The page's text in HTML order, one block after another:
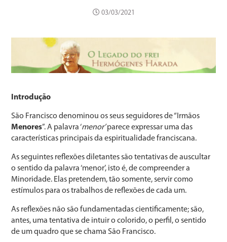
03/03/2021
Introdução
São Francisco denominou os seus seguidores de “Irmãos
Menores”. A palavra ‘menor’parece expressar uma das
características principais da espiritualidade franciscana.
As seguintes reflexões diletantes são tentativas de auscultar
o sentido da palavra ‘menor’, isto é, de compreender a
Minoridade. Elas pretendem, tão somente, servir como
estímulos para os trabalhos de reflexões de cada um.
As reflexões não são fundamentadas cientificamente; são,
antes, uma tentativa de intuir o colorido, o perfil, o sentido
de um quadro que se chama São Francisco.